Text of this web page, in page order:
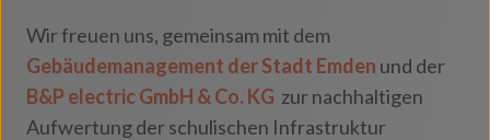
Wir freuen uns, gemeinsam mit dem
Gebäudemanagement der Stadt Emden und der
B&P electric GmbH & Co. KG zur nachhaltigen
Aufwertung der schulischen Infrastruktur